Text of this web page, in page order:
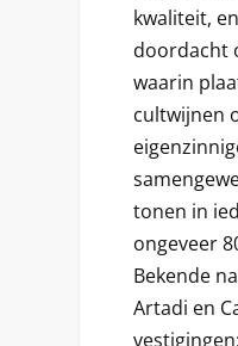
kwaliteit,
doordacht
waarin
cultwijnen
tonen in
ongeveer
Bekende
Artadi en